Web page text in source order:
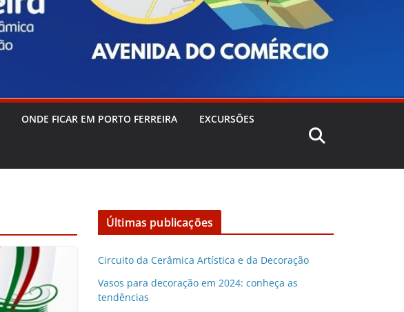
ONDE FICAR EM PORTO FERREIRA EXCURSÕES
Últimas publicações
Circuito da Cerâmica Artística e da Decoração
Vasos para decoração em 2024: conheça as
tendências